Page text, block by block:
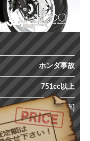
ホンダ事故
751cc以上
VFR800Ｆ [事故車]